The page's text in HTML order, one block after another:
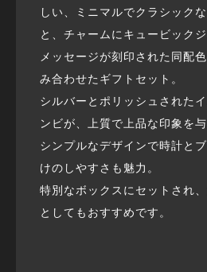
しい、ミニマルでクラシック
と、チャームにキュービック
メッセージが刻印された同配
み合わせたギフトセット。
シルバーとポリッシュされた
ンビが、上質で上品な印象を
シンプルなデザインで時計と
けのしやすさも魅力。
特別なボックスにセットされ
としてもおすすめです。